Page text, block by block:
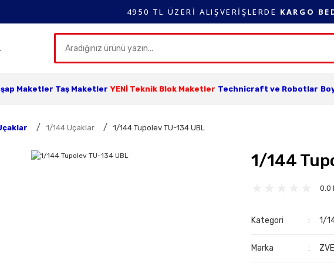
4950 TL ÜZERİ ALIŞVERİŞLERDE KARGO
Maketler Taş Maketler YENİ Teknik Blok Maketler Technicraft ve Robotlar
1/144 Uçaklar 1/144 Tupolev TU-134 UBL
1/144
0.0
Kategori 1/
Marka